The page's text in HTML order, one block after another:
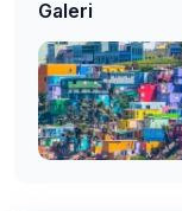
Galeri